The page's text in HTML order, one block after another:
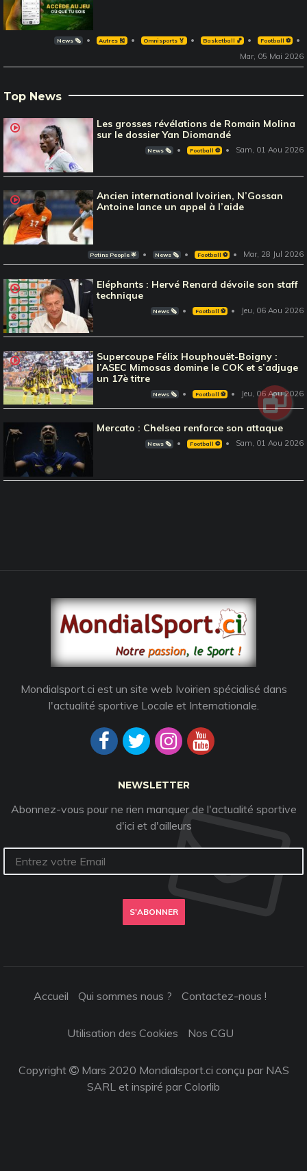
News 🗞️ Autres 🎽 Omnisports 🏅 Basketball 🏀 Football ⚽️
Mar, 05 Mai 2026
Top News
Les grosses révélations de Romain Molina
sur le dossier Yan Diomandé
News 🗞️ Football ⚽️ Sam, 01 Aou 2026
Ancien international Ivoirien, N’Gossan
Antoine lance un appel à l’aide
Potins People 🌟 News 🗞️ Football ⚽️ Mar, 28 Jul 2026
Eléphants : Hervé Renard dévoile son staff
technique
News 🗞️ Football ⚽️ Jeu, 06 Aou 2026
Supercoupe Félix Houphouët-Boigny :
l’ASEC Mimosas domine le COK et s’adjuge
un 17è titre
News 🗞️ Football ⚽️ Jeu, 06 Aou 2026
Mercato : Chelsea renforce son attaque
News 🗞️ Football ⚽️ Sam, 01 Aou 2026
Mondialsport.ci est un site web Ivoirien spécialisé dans
l'actualité sportive Locale et Internationale.
NEWSLETTER
Abonnez-vous pour ne rien manquer de l'actualité sportive
d'ici et d'ailleurs
S'ABONNER
Accueil Qui sommes nous ? Contactez-nous !
Utilisation des Cookies Nos CGU
Copyright
Mars 2020 Mondialsport.ci conçu par NAS
SARL et inspiré parColorlib